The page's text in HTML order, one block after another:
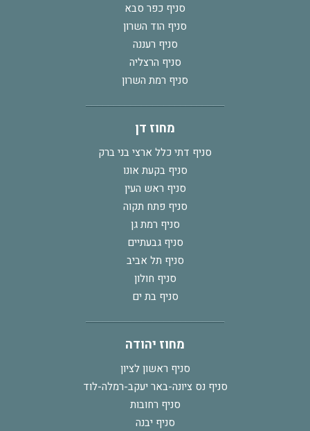
סניף כפר סבא
סניף הוד השרון
סניף רעננה
סניף הרצליה
סניף רמת השרון
מחוז דן
סניף דתי כלל ארצי בני ברק
סניף בקעת אונו
סניף ראש העין
סניף פתח תקוה
סניף רמת גן
סניף גבעתיים
סניף תל אביב
סניף חולון
סניף בת ים
מחוז יהודה
סניף ראשון לציון
סניף נס ציונה-באר יעקב-רמלה-לוד
סניף רחובות
סניף יבנה